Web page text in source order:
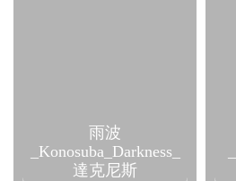
雨波
_Konosuba_Darkness_
達克尼斯